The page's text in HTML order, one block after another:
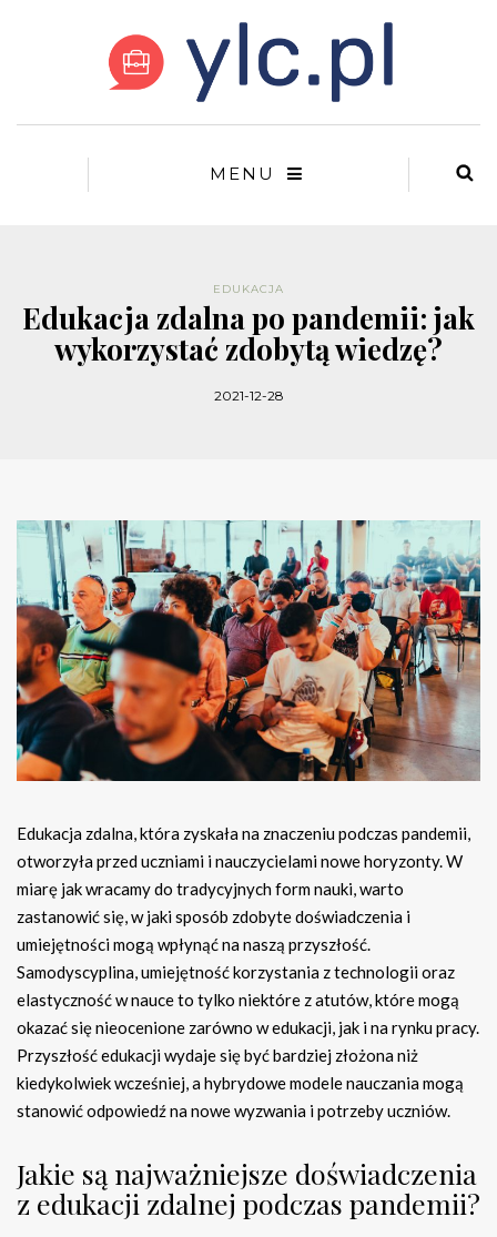
MENU
EDUKACJA
Edukacja zdalna po pandemii: jak
wykorzystać zdobytą wiedzę?
2021-12-28
Edukacja zdalna, która zyskała na znaczeniu podczas pandemii,
otworzyła przed uczniami i nauczycielami nowe horyzonty. W
miarę jak wracamy do tradycyjnych form nauki, warto
zastanowić się, w jaki sposób zdobyte doświadczenia i
umiejętności mogą wpłynąć na naszą przyszłość.
Samodyscyplina, umiejętność korzystania z technologii oraz
elastyczność w nauce to tylko niektóre z atutów, które mogą
okazać się nieocenione zarówno w edukacji, jak i na rynku pracy.
Przyszłość edukacji wydaje się być bardziej złożona niż
kiedykolwiek wcześniej, a hybrydowe modele nauczania mogą
stanowić odpowiedź na nowe wyzwania i potrzeby uczniów.
Jakie są najważniejsze doświadczenia
z edukacji zdalnej podczas pandemii?